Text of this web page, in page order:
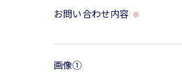
お問い合わせ内容 ※
画像①